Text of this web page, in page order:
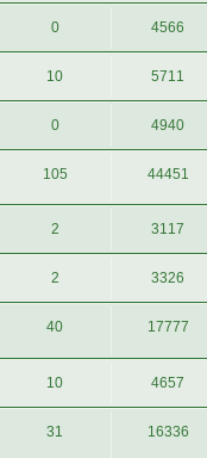
0 4566
10 5711
0 4940
105 44451
2 3117
2 3326
40 17777
10 4657
31 16336